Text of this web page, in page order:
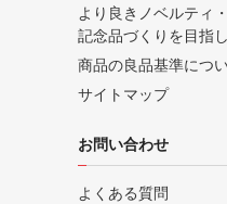
より良きノベルティ・
記念品づくりを目指
商品の良品基準につ
サイトマップ
お問い合わせ
よくある質問